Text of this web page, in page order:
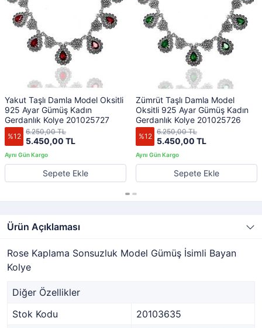
Yakut Taşlı Damla Model Oksitli
925 Ayar Gümüş Kadın
Gerdanlık Kolye 201025727
%12 5.450,00 TL
6.250,00 TL
Sepete Ekle
Zümrüt Taşlı Damla Model
Oksitli 925 Ayar Gümüş Kadın
Gerdanlık Kolye 201025726
%12 5.450,00 TL
6.250,00 TL
Sepete Ekle
Ürün Açıklaması
Rose Kaplama Sonsuzluk Model Gümüş İsimli Bayan
Kolye
Diğer Özellikler
Stok Kodu
20103635